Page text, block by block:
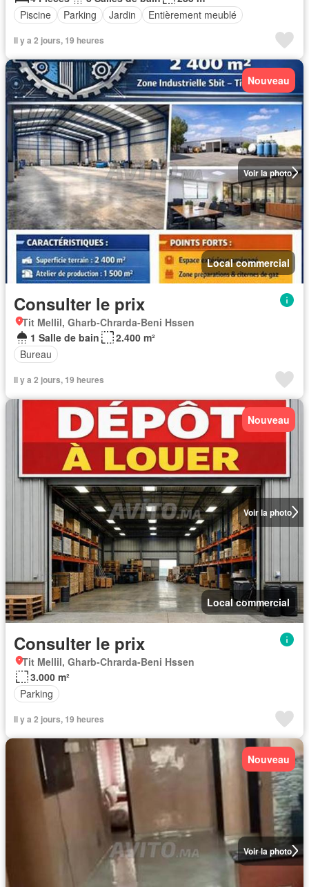
Piscine
Parking Jardin Entièrement meublé
Il y a 2 jours, 19 heures
Voir la photo
Nouveau
Local commercial
Consulter le prix
Tit Mellil, Gharb-Chrarda-Beni Hssen
1 Salle de bain
2.400 m²
Bureau
Il y a 2 jours, 19 heures
Voir la photo
Nouveau
Local commercial
Consulter le prix
Tit Mellil, Gharb-Chrarda-Beni Hssen
3.000 m²
Parking
Il y a 2 jours, 19 heures
Voir la photo
Nouveau